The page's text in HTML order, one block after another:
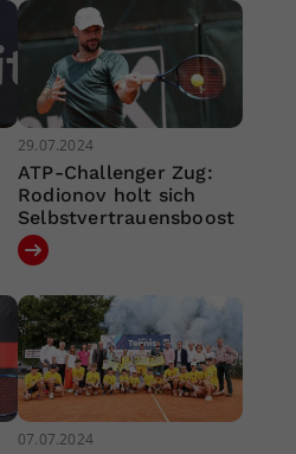
29.07.2024
ATP-Challenger Zug:
Rodionov holt sich
Selbstvertrauensboost
07.07.2024